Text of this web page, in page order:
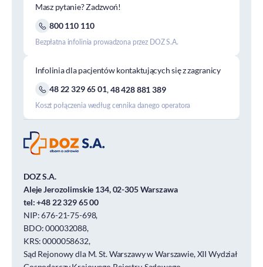
Masz pytanie? Zadzwoń!
800 110 110
Bezpłatna infolinia prowadzona przez DOZ S.A.
Infolinia dla pacjentów kontaktujących się z zagranicy
48 22 329 65 01,48 428 881 389
Koszt połączenia według cennika danego operatora
DOZ S.A.
Aleje Jerozolimskie 134, 02-305 Warszawa
tel:+48 22 329 65 00
NIP: 676-21-75-698,
BDO: 000032088,
KRS: 0000058632,
Sąd Rejonowy dla M. St. Warszawy w Warszawie, XII Wydział